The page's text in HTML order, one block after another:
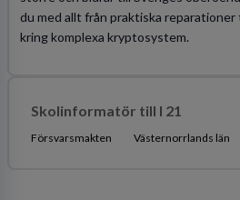
du med allt från praktiska
kring komplexa kryptosystem.
Skolinformatör till I 21
Försvarsmakten Västernorrlands län